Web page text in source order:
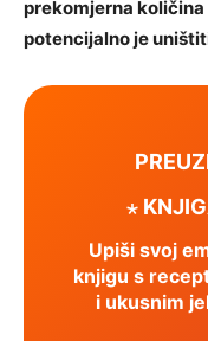
prekomjerna
potencijalno je
⋆
Upiši svoj
knjigu s
i ukusnim